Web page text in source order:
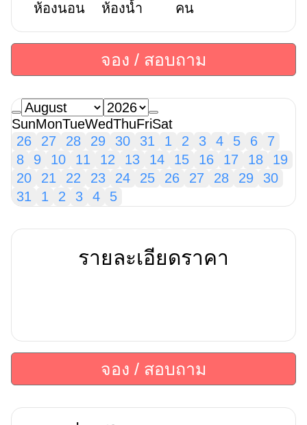
ห้องนอน ห้องน้ำ คน
จอง / สอบถาม
SunMonTueWedThuFriSat
26
27 28 29 30 31 1 2 3 4 5 6
7
8
9 10 11 12 13 14 15 16 17 18
19
20
21 22 23 24 25 26 27 28 29
30
31
1 2 3 4 5
รายละเอียดราคา
จอง / สอบถาม